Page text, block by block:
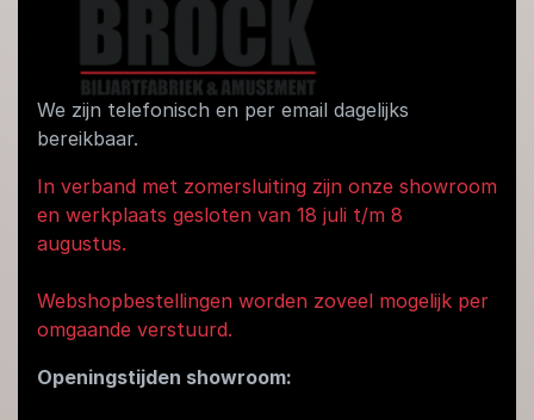
We zijn telefonisch en per email dagelijks
bereikbaar.
In verband met zomersluiting zijn onze showroom
en werkplaats gesloten van 18 juli t/m 8
augustus.
Webshopbestellingen worden zoveel mogelijk per
omgaande verstuurd.
Openingstijden showroom: